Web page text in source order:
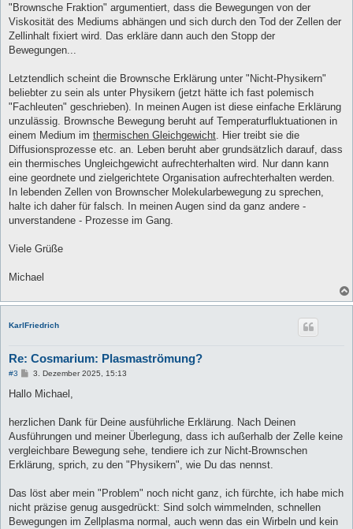
"Brownsche Fraktion" argumentiert, dass die Bewegungen von der
Viskosität des Mediums abhängen und sich durch den Tod der Zellen der
Zellinhalt fixiert wird. Das erkläre dann auch den Stopp der
Bewegungen...
Letztendlich scheint die Brownsche Erklärung unter "Nicht-Physikern"
beliebter zu sein als unter Physikern (jetzt hätte ich fast polemisch
"Fachleuten" geschrieben). In meinen Augen ist diese einfache Erklärung
unzulässig. Brownsche Bewegung beruht auf Temperaturfluktuationen in
einem Medium im thermischen Gleichgewicht . Hier treibt sie die
Diffusionsprozesse etc. an. Leben beruht aber grundsätzlich darauf, dass
ein thermisches Ungleichgewicht aufrechterhalten wird. Nur dann kann
eine geordnete und zielgerichtete Organisation aufrechterhalten werden.
In lebenden Zellen von Brownscher Molekularbewegung zu sprechen,
halte ich daher für falsch. In meinen Augen sind da ganz andere -
unverstandene - Prozesse im Gang.
Viele Grüße
Michael
KarlFriedrich
Re: Cosmarium: Plasmaströmung?
#3
B
i
a
3. Dezember 2025, 15:13
Hallo Michael,
herzlichen Dank für Deine ausführliche Erklärung. Nach Deinen
Ausführungen und meiner Überlegung, dass ich außerhalb der Zelle keine
vergleichbare Bewegung sehe, tendiere ich zur Nicht-Brownschen
Erklärung, sprich, zu den "Physikern", wie Du das nennst.
Das löst aber mein "Problem" noch nicht ganz, ich fürchte, ich habe mich
nicht präzise genug ausgedrückt: Sind solch wimmelnden, schnellen
Bewegungen im Zellplasma normal, auch wenn das ein Wirbeln und kein